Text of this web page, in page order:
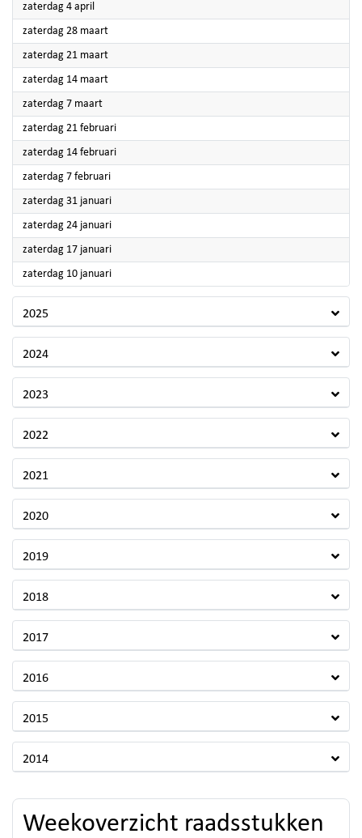
zaterdag 4 april
zaterdag 28 maart2026
zaterdag 21 maart2026
zaterdag 14 maart2026
zaterdag 7 maart2026
zaterdag 21 februari2026
zaterdag 14 februari2026
zaterdag 7 februari2026
zaterdag 31 januari2026
zaterdag 24 januari2026
zaterdag 17 januari2026
zaterdag 10 januari2026
2025
2024
2023
2022
2021
2020
2019
2018
2017
2016
2015
2014
Weekoverzicht raadsstukken